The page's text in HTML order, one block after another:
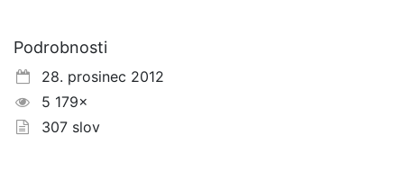
Podrobnosti
28. prosinec 2012
5 179×
307 slov